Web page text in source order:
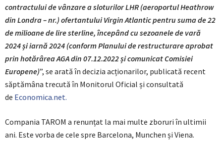
contractului de vânzare a sloturilor LHR (aeroportul Heathrow
din Londra – nr.) ofertantului Virgin Atlantic pentru suma de 22
de milioane de lire sterline, începând cu sezoanele de vară
2024 și iarnă 2024 (conform Planului de restructurare aprobat
prin hotărârea AGA din 07.12.2022 și comunicat Comisiei
Europene)”, se arată în decizia acționarilor, publicată recent
săptămâna trecută în Monitorul Oficial și consultată
de Economica.net.
Compania TAROM a renunțat la mai multe zboruri în ultimii
ani. Este vorba de cele spre Barcelona, Munchen și Viena.